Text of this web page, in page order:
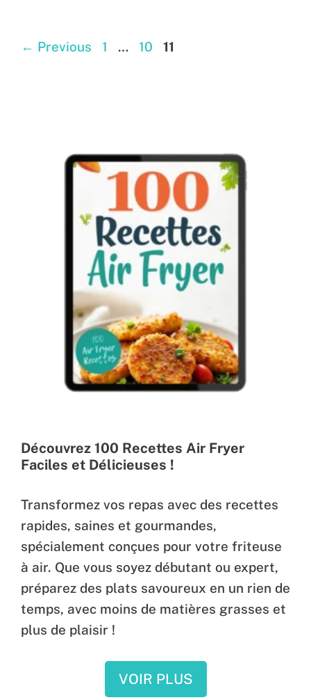
← Previous Page
1 … Page
10 Page
11
Découvrez 100 Recettes Air Fryer
Faciles et Délicieuses !
Transformez vos repas avec des recettes
rapides, saines et gourmandes,
spécialement conçues pour votre friteuse
à air. Que vous soyez débutant ou expert,
préparez des plats savoureux en un rien de
temps, avec moins de matières grasses et
plus de plaisir !
VOIR PLUS